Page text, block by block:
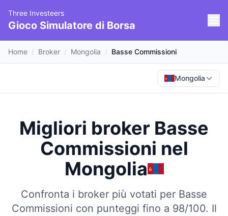
Three Investeers
Gioco Simulatore di Borsa
Home / Broker / Mongolia / Basse Commissioni
Mongolia
Migliori broker Basse
Commissioni nel
Mongolia
Confronta i broker più votati per Basse
Commissioni con punteggi fino a 98/100. Il